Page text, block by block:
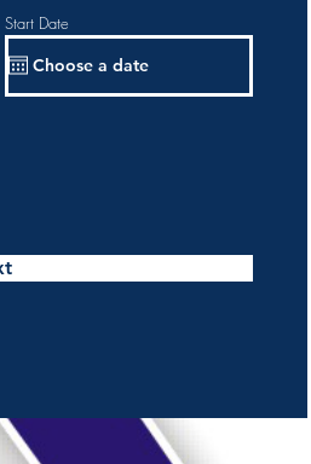
Start Date